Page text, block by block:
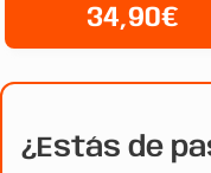
34,90€
¿Estás de